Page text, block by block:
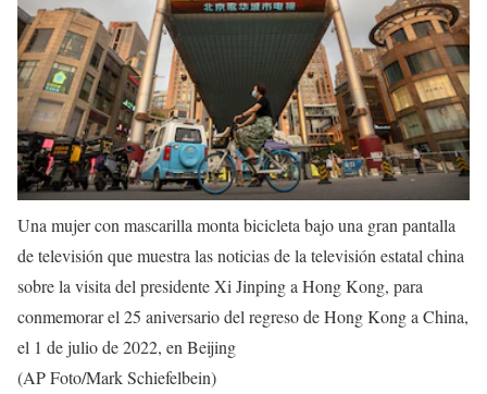
Una mujer con mascarilla monta bicicleta bajo una gran pantalla
de televisión que muestra las noticias de la televisión estatal china
sobre la visita del presidente Xi Jinping a Hong Kong, para
conmemorar el 25 aniversario del regreso de Hong Kong a China,
el 1 de julio de 2022, en Beijing
(AP Foto/Mark Schiefelbein)